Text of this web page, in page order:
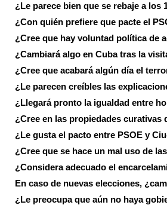
¿Le parece bien que se rebaje a los
¿Con quién prefiere que pacte el
¿Cree que hay voluntad política de
¿Cambiará algo en Cuba tras la
¿Cree que acabará algún día el
¿Le parecen creíbles las
¿Llegará pronto la igualdad entre
¿Cree en las propiedades curativas
¿Le gusta el pacto entre PSOE y
¿Cree que se hace un mal uso de
¿Considera adecuado el
En caso de nuevas elecciones,
¿Le preocupa que aún no haya